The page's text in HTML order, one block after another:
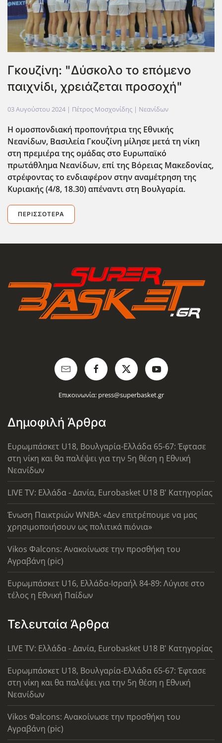
Γκουζίνη: "Δύσκολο το επόμενο
παιχνίδι, χρειάζεται προσοχή"
03 Αυγούστου 2024 | Πέτρος Μοσχονίδης | Νεανίδων
Η ομοσπονδιακή προπονήτρια της Εθνικής
Νεανίδων, Βασιλεία Γκουζίνη μίλησε μετά τη νίκη
στη πρεμιέρα της ομάδας στο Ευρωπαϊκό
πρωτάθλημα Νεανίδων, επί της Βόρειας Μακεδονίας,
στρέφοντας το ενδιαφέρον στην αναμέτρηση της
Κυριακής (4/8, 18.30) απέναντι στη Βουλγαρία.
ΠΕΡΙΣΣΌΤΕΡΑ
Επικοινωνία: press@superbasket.gr
Δημοφιλή Άρθρα
Ευρωμπάσκετ U18, Βουλγαρία-Ελλάδα 65-67: Έφτασε
στη νίκη και θα παλέψει για την 5η θέση η Εθνική
Νεανίδων
LIVE TV: Ελλάδα - Δανία, Eurobasket U18 Β' Κατηγορίας
Ένωση Παικτριών WNBA: «Δεν επιτρέπουμε να μας
χρησιμοποιήσουν ως πολιτικά πιόνια»
Vikos Φalcons: Ανακοίνωσε την προσθήκη του
Αγραβάνη (pic)
Ευρωμπάσκετ U16, Ελλάδα-Ισραήλ 84-89: Λύγισε στο
τέλος η Εθνική Παίδων
Τελευταία Άρθρα
LIVE TV: Ελλάδα - Δανία, Eurobasket U18 Β' Κατηγορίας
Ευρωμπάσκετ U18, Βουλγαρία-Ελλάδα 65-67: Έφτασε
στη νίκη και θα παλέψει για την 5η θέση η Εθνική
Νεανίδων
Vikos Φalcons: Ανακοίνωσε την προσθήκη του
Αγραβάνη (pic)